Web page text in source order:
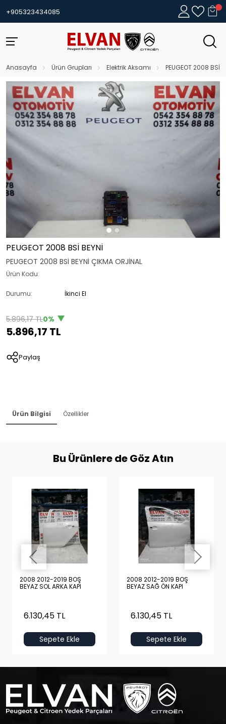
+905323434085
Anasayfa Ürün Grupları Elektrik Aksamı PEUGEOT 2008 BSİ
PEUGEOT 2008 BSİ BEYNİ
PEUGEOT 2008 BSİ BEYNİ ÇIKMA ORJİNAL
Ürün Kodu:
Durumu: İkinci El
5.896,17 TL0%
5.896,17 TL
Paylaş
Ürün Bilgisi Özellikler
Bu Ürünlere de Göz Atın
2008 2012-2019 BOŞ
BEYAZ SOL ARKA KAPI
6.130,45 TL
Sepete Ekle
2008 2012-2019 BOŞ
BEYAZ SAĞ ÖN KAPI
6.130,45 TL
Sepete Ekle